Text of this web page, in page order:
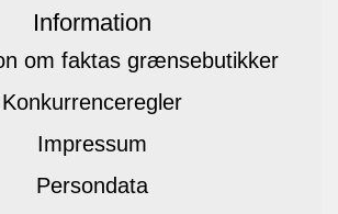
Information
om faktas grænsebutikker
Konkurrenceregler
Impressum
Persondata